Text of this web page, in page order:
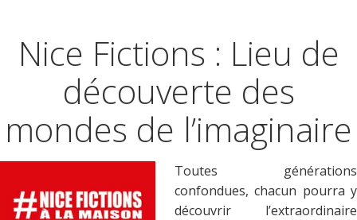
Nice Fictions : Lieu de
découverte des
mondes de l’imaginaire
Toutes générations
confondues, chacun pourra y
découvrir l’extraordinaire